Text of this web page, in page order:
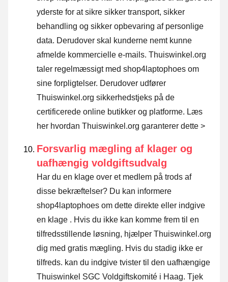
yderste for at sikre sikker transport, sikker
behandling og sikker opbevaring af personlige
data. Derudover skal kunderne nemt kunne
afmelde kommercielle e-mails. Thuiswinkel.org
taler regelmæssigt med shop4laptophoes om
sine forpligtelser. Derudover udfører
Thuiswinkel.org sikkerhedstjeks på de
certificerede online butikker og platforme. Læs
her hvordan Thuiswinkel.org garanterer dette >
Forsvarlig mægling af klager og
uafhængig voldgiftsudvalg
Har du en klage over et medlem på trods af
disse bekræftelser? Du kan informere
shop4laptophoes om dette direkte eller indgive
en klage . Hvis du ikke kan komme frem til en
tilfredsstillende løsning, hjælper Thuiswinkel.org
dig med gratis mægling. Hvis du stadig ikke er
tilfreds. kan du indgive tvister til den uafhængige
Thuiswinkel SGC Voldgiftskomité i Haag. Tjek